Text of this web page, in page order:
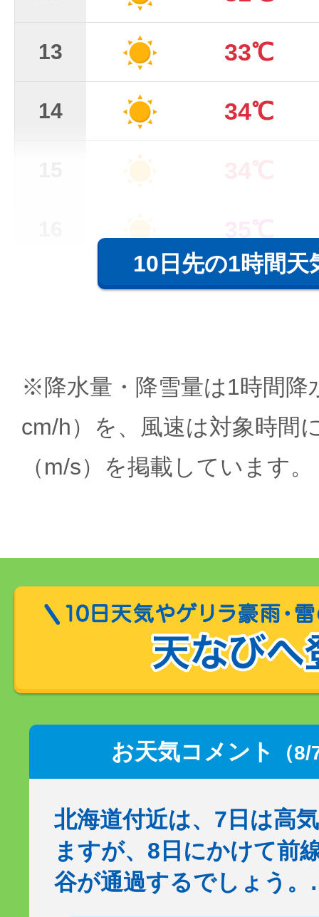
13 33℃
14 34℃
10日先の1時間天
※降水量・降雪量は1時間降
cm/h）を、風速は対象時間
（m/s）を掲載しています。
お天気コメント （
北海道付近は、7日は高
ますが、8日にかけて前
谷が通過するでしょう